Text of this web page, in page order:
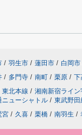
/ 羽生市 / 蓮田市 / 白岡市
/ 多門寺 / 南町 / 栗原 / 下
東北本線 / 湘南新宿ライン
ューシャトル / 東武野田
宮 / 久喜 / 栗橋 / 南羽生 /